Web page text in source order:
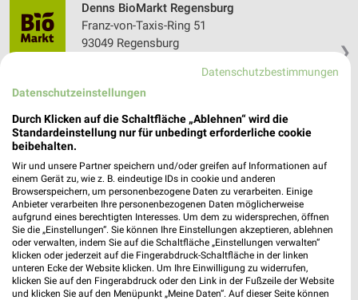
❯
Denns BioMarkt Regensburg
Franz-von-Taxis-Ring 51
93049 Regensburg
Heute 08:00 - 19:00 Uhr | Geöffnet
401,33 km • Angebote: 1 Prospekt
Stadt-Apotheke Viechtach
Stadtplatz 11
94234 Viechtach
384,25 km • Angebote: 1 Prospekt
Denns BioMarkt Deggendorf
Graflinger Str. 135
94469 Deggendorf
Datenschutzbestimmungen
Datenschutzeinstellungen
Durch Klicken auf die Schaltfläche „Ablehnen“ wird die
Standardeinstellung nur für unbedingt erforderliche cookie
beibehalten.
Wir und unsere Partner speichern und/oder greifen auf Informationen auf
einem Gerät zu, wie z. B. eindeutige IDs in cookie und anderen
Browserspeichern, um personenbezogene Daten zu verarbeiten. Einige
Anbieter verarbeiten Ihre personenbezogenen Daten möglicherweise
aufgrund eines berechtigten Interesses. Um dem zu widersprechen, öffnen
Sie die „Einstellungen“. Sie können Ihre Einstellungen akzeptieren, ablehnen
oder verwalten, indem Sie auf die Schaltfläche „Einstellungen verwalten“
klicken oder jederzeit auf die Fingerabdruck-Schaltfläche in der linken
unteren Ecke der Website klicken. Um Ihre Einwilligung zu widerrufen,
klicken Sie auf den Fingerabdruck oder den Link in der Fußzeile der Website
und klicken Sie auf den Menüpunkt „Meine Daten“. Auf dieser Seite können